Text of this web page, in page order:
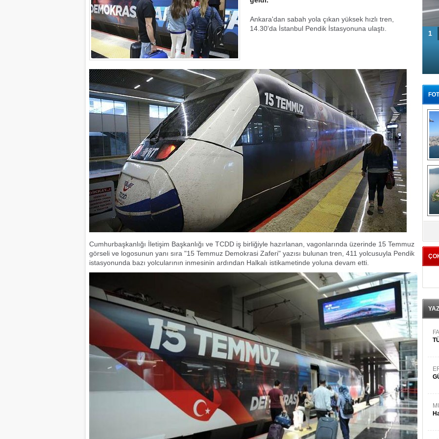
Ankara'dan sabah yola çıkan yüksek hızlı tren,
14.30'da İstanbul Pendik İstasyonuna ulaştı.
Cumhurbaşkanlığı İletişim Başkanlığı ve TCDD iş birliğiyle hazırlanan, vagonlarında üzerinde 15 Temmuz
görseli ve logosunun yanı sıra "15 Temmuz Demokrasi Zaferi" yazısı bulunan tren, 411 yolcusuyla Pendik
istasyonunda bazı yolcularının inmesinin ardından Halkalı istikametinde yoluna devam etti.
1